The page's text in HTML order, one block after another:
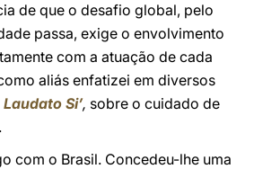
de que o desafio global, pelo
passa, exige o envolvimento
com a atuação de cada
aliás enfatizei em diversos
Laudato Si’, sobre o cuidado de
com o Brasil. Concedeu-lhe uma